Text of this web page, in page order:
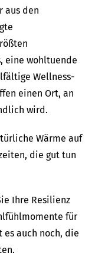
aus den
eine wohltuende
Wellness-
einen Ort, an
wird.
Wärme auf
die gut tun
Ihre Resilienz
für
es auch noch, die